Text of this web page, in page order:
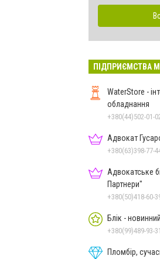
ПІДПРИЄМСТВА
WaterStore -
обладнання
Адвокат
+380(63)398-77-
Адвокатське
Партнери"
Блік -
+380(99)489-93-31
Пломбір,